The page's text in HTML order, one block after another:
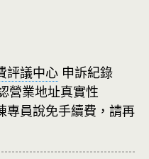
評議中心申訴紀錄
營業地址真實性
專員說免手續費，請再